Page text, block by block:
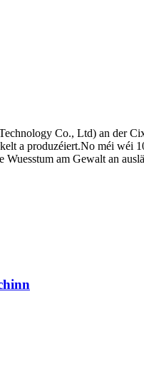
Co., Ltd) an der
a produzéiert.No méi wéi
am Gewalt an